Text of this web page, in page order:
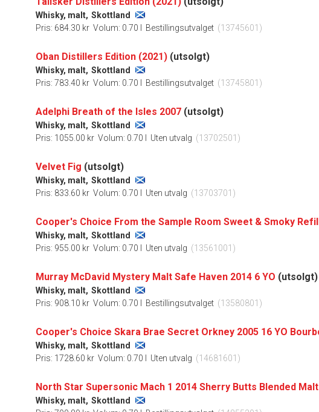
Whisky, malt, Skottland
Pris: 684.30 kr Volum: 0.70 l Bestillingsutvalget (13745601)
Oban Distillers Edition (2021) (utsolgt)
Whisky, malt, Skottland
Pris: 783.40 kr Volum: 0.70 l Bestillingsutvalget (13745801)
Adelphi Breath of the Isles 2007 (utsolgt)
Whisky, malt, Skottland
Pris: 1055.00 kr Volum: 0.70 l Uten utvalg (13702501)
Velvet Fig (utsolgt)
Whisky, malt, Skottland
Pris: 833.60 kr Volum: 0.70 l Uten utvalg (13703701)
Whisky, malt, Skottland
Pris: 955.00 kr Volum: 0.70 l Uten utvalg (13561001)
Murray McDavid Mystery Malt Safe Haven 2014 6 YO (utsolgt)
Whisky, malt, Skottland
Pris: 908.10 kr Volum: 0.70 l Bestillingsutvalget (13580801)
Whisky, malt, Skottland
Pris: 1728.60 kr Volum: 0.70 l Uten utvalg (14681601)
North Star Supersonic Mach 1 2014 Sherry Butts Blended Malt
Whisky, malt, Skottland